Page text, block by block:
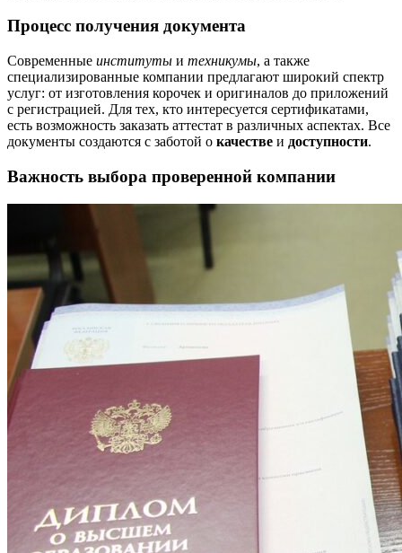
Процесс получения документа
Современные институты и техникумы, а также
специализированные компании предлагают широкий спектр
услуг: от изготовления корочек и оригиналов до приложений
с регистрацией. Для тех, кто интересуется сертификатами,
есть возможность заказать аттестат в различных аспектах. Все
документы создаются с заботой о качестве и доступности.
Важность выбора проверенной компании